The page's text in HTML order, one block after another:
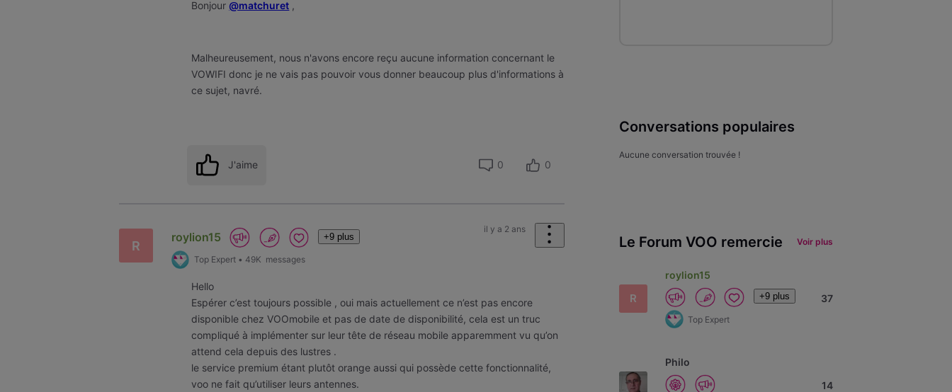
Bonjour @matchuret ,
Malheureusement, nous n'avons encore reçu aucune information concernant le
VOWIFI donc je ne vais pas pouvoir vous donner beaucoup plus d'informations à
ce sujet, navré.
J'aime 0 0
R
roylion15 +9 plus
Top Expert• 49K messages
il y a 2 ans
Hello
Espérer c’est toujours possible , oui mais actuellement ce n’est pas encore
disponible chez VOOmobile et pas de date de disponibilité, cela est un truc
compliqué à implémenter sur leur tête de réseau mobile apparemment vu qu’on
attend cela depuis des lustres .
le service premium étant plutôt orange aussi qui possède cette fonctionnalité,
voo ne fait qu’utiliser leurs antennes.
Conversations populaires
Aucune conversation trouvée !
Le Forum VOO remercie Voir plus
R
roylion15
+9 plus
Top Expert
37
Philo
14